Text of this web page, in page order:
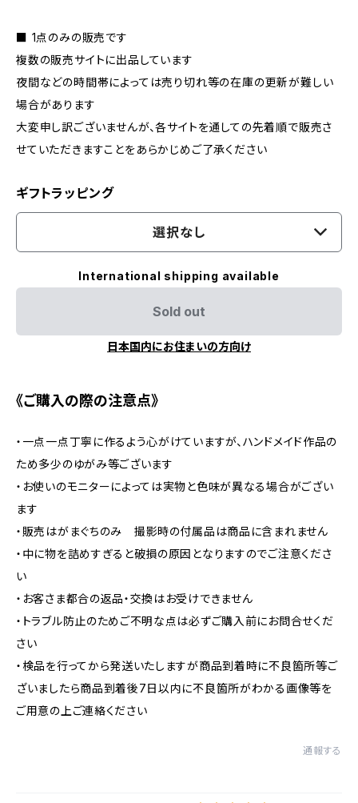
■ 1点のみの販売です
複数の販売サイトに出品しています
夜間などの時間帯によっては売り切れ等の在庫の更新が難しい
場合があります
大変申し訳ございませんが、各サイトを通しての先着順で販売さ
せていただきますことをあらかじめご了承ください
ギフトラッピング
選択なし
International shipping available
Sold out
日本国内にお住まいの方向け
《ご購入の際の注意点》
・一点一点丁寧に作るよう心がけていますが、ハンドメイド作品の
ため多少のゆがみ等ございます
・お使いのモニターによっては実物と色味が異なる場合がござい
ます
・販売はがまぐちのみ 撮影時の付属品は商品に含まれません
・中に物を詰めすぎると破損の原因となりますのでご注意くださ
い
・お客さま都合の返品・交換はお受けできません
・トラブル防止のためご不明な点は必ずご購入前にお問合せくだ
さい
・検品を行ってから発送いたしますが商品到着時に不良箇所等ご
ざいましたら商品到着後7日以内に不良箇所がわかる画像等を
ご用意の上ご連絡ください
通報する